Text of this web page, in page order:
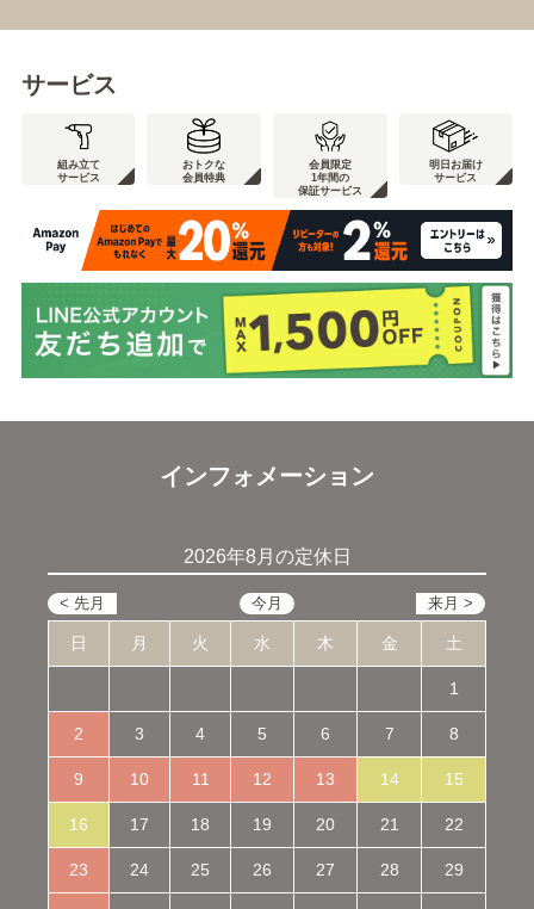
サービス
組み立て
サービス
おトクな
会員特典
会員限定
1年間の
保証サービス
明日お届け
サービス
インフォメーション
2026年8月の定休日
日 月 火 水 木 金 土
1
2 3 4 5 6 7 8
9 10 11 12 13 14 15
16 17 18 19 20 21 22
23 24 25 26 27 28 29